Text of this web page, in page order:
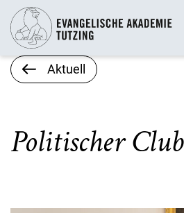
Aktuell
Politischer Club